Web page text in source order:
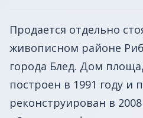
Продается отдельно
живописном районе
города Блед. Дом
построен в 1991 году и
реконструирован в